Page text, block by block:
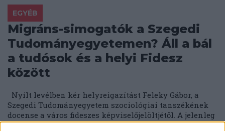
EGYÉB
Migráns-simogatók a Szegedi
Tudományegyetemen? Áll a bál
a tudósok és a helyi Fidesz
között
Nyílt levélben kér helyreigazítást Feleky Gábor, a
Szegedi Tudományegyetem szociológiai tanszékének
docense a város fideszes képviselőjelöltjétől. A jelenleg
is...